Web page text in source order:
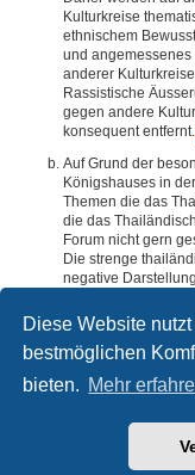
Diese Website
bestmöglichen
bieten. Mehr
Kulturkreise
ethnischem
und
anderer
Rassistische
gegen andere
konsequent entfernt.
Auf Grund der
Königshauses in
Themen die das
die das
Forum nicht gern
Die strenge
negative
deren Inhalte
erscheinen,
Powered by